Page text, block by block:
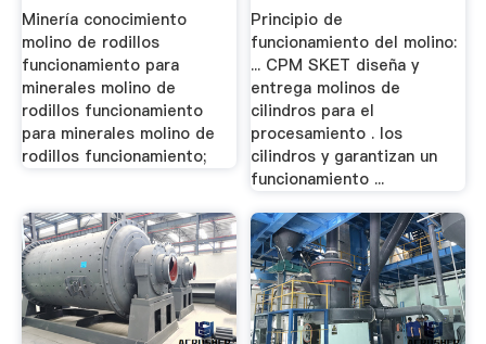
Minería conocimiento
molino de rodillos
funcionamiento para
minerales molino de
rodillos funcionamiento
para minerales molino de
rodillos funcionamiento;
Principio de
funcionamiento del molino:
... CPM SKET diseña y
entrega molinos de
cilindros para el
procesamiento . los
cilindros y garantizan un
funcionamiento ...